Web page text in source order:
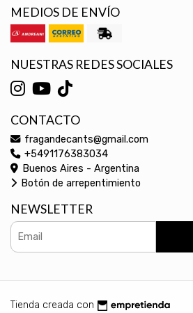
MEDIOS DE ENVÍO
NUESTRAS REDES SOCIALES
CONTACTO
fragandecants@gmail.com
+5491176383034
Buenos Aires - Argentina
Botón de arrepentimiento
NEWSLETTER
Tienda creada con